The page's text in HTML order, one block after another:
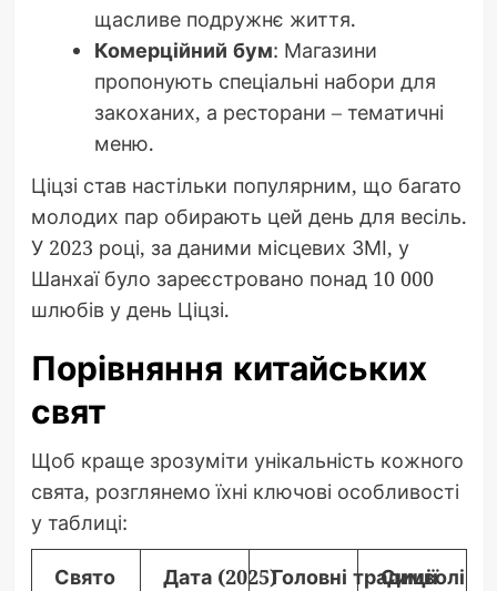
щасливе подружнє життя.
Комерційний бум: Магазини
пропонують спеціальні набори для
закоханих, а ресторани – тематичні
меню.
Ціцзі став настільки популярним, що багато
молодих пар обирають цей день для весіль.
У 2023 році, за даними місцевих ЗМІ, у
Шанхаї було зареєстровано понад 10 000
шлюбів у день Ціцзі.
Порівняння китайських
свят
Щоб краще зрозуміти унікальність кожного
свята, розглянемо їхні ключові особливості
у таблиці:
Свято Дата (2025)Головні традиції
Символіка